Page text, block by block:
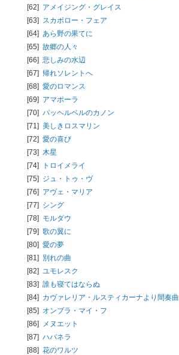
[62] アメイジング・グレイス
[63] スカボロー・フェア
[64] あら野の果てに
[65] 故郷の人々
[66] 悲しみの水辺
[67] 帰れソレントへ
[68] 愛のロマンス
[69] アマポーラ
[70] パッヘルベルのカノン
[71] 美しきロスマリン
[72] 愛の喜び
[73] 木星
[74]
トロイメライ
[75] ジュ・トゥ・ヴ
[76] アヴェ・マリア
[77] シング
[78] モルダウ
[79] 歌の翼に
[80] 愛の夢
[81] 別れの曲
[82] ユモレスク
[83] 誰も寝てはならぬ
[84] カヴァレリア・ルスティカーナより間奏曲
[85] オンブラ・マイ・フ
[86] メヌエット
[87] ハバネラ
[88] 花のワルツ